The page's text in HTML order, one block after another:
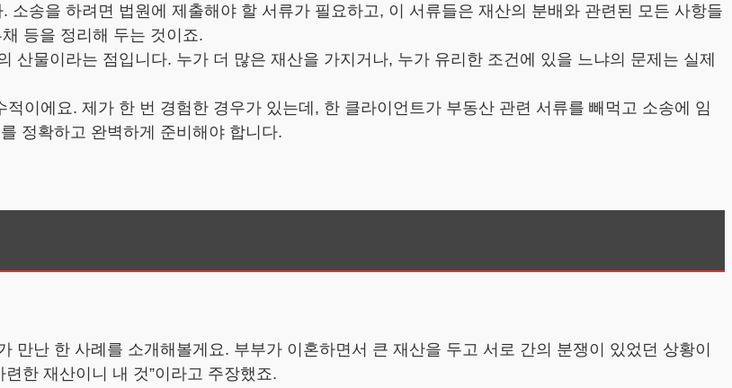
송을 하려면 법원에 제출해야 할 서류가 필요하고, 이 서류들은 재산의 분배와 관련된 모든 사항들
등을 정리해 두는 것이죠.
산물이라는 점입니다. 누가 더 많은 재산을 가지거나, 누가 유리한 조건에 있을 느냐의 문제는 실제
이에요. 제가 한 번 경험한 경우가 있는데, 한 클라이언트가 부동산 관련 서류를 빼먹고 소송에 임
정확하고 완벽하게 준비해야 합니다.
난 한 사례를 소개해볼게요. 부부가 이혼하면서 큰 재산을 두고 서로 간의 분쟁이 있었던 상황이
한 재산이니 내 것”이라고 주장했죠.